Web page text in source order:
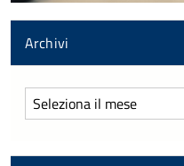
Archivi
Archivi